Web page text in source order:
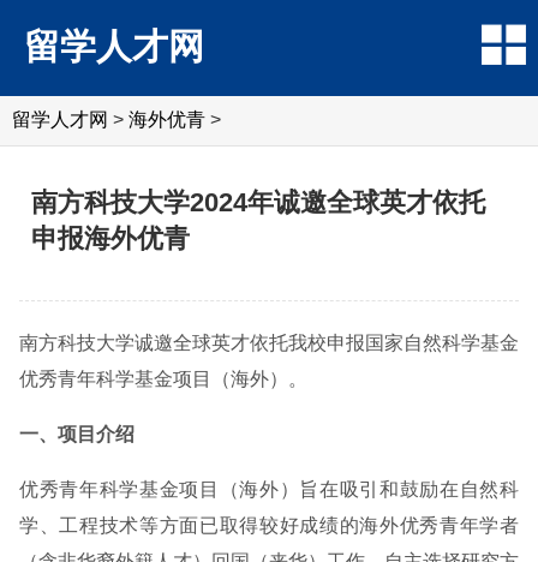
留学人才网
留学人才网 > 海外优青 >
南方科技大学2024年诚邀全球英才依托
申报海外优青
南方科技大学诚邀全球英才依托我校申报国家自然科学基金
优秀青年科学基金项目（海外）。
一、项目介绍
优秀青年科学基金项目（海外）旨在吸引和鼓励在自然科
学、工程技术等方面已取得较好成绩的海外优秀青年学者